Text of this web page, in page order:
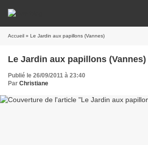
Accueil » Le Jardin aux papillons (Vannes)
Le Jardin aux papillons (Vannes)
Publié le 26/09/2011 à 23:40
Par Christiane